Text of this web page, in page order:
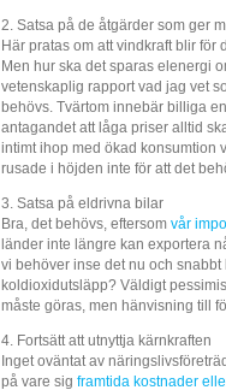
2. Satsa på de åtgärder som ger
Här pratas om att vindkraft blir för
Men hur ska det sparas elenergi
vetenskaplig rapport vad jag vet
behövs. Tvärtom innebär billiga
antagandet att låga priser alltid
intimt ihop med ökad konsumtion
rusade i höjden inte för att det
3. Satsa på eldrivna bilar
Bra, det behövs, eftersom vår
länder inte längre kan exportera
vi behöver inse det nu och
koldioxidutsläpp? Väldigt
måste göras, men hänvisning till
4. Fortsätt att utnyttja kärnkraften
Inget oväntat av
på vare sig framtida kostnader